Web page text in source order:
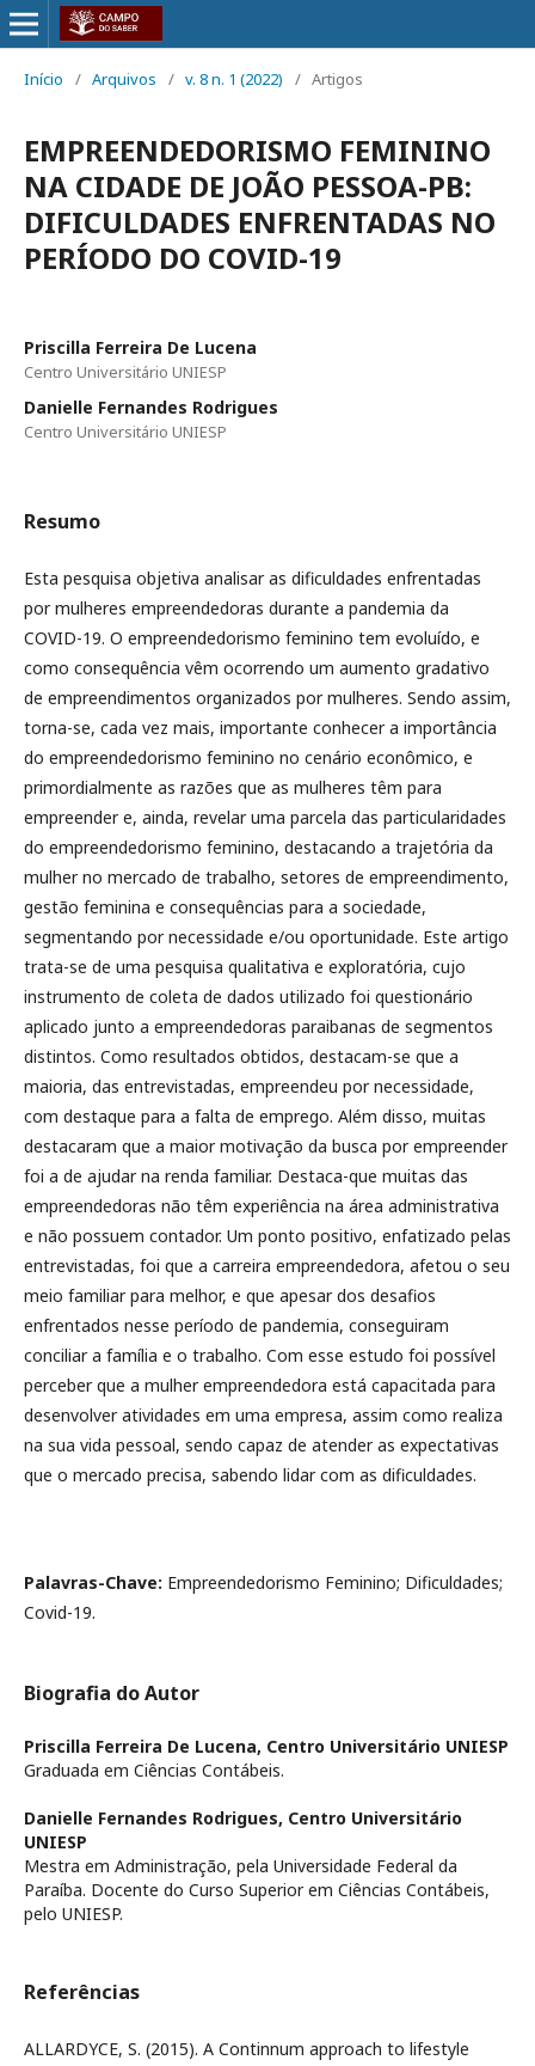
Início / Arquivos / v. 8 n. 1 (2022) / Artigos
EMPREENDEDORISMO FEMININO
NA CIDADE DE JOÃO PESSOA-PB:
DIFICULDADES ENFRENTADAS NO
PERÍODO DO COVID-19
Priscilla Ferreira De Lucena
Centro Universitário UNIESP
Danielle Fernandes Rodrigues
Centro Universitário UNIESP
Resumo
Esta pesquisa objetiva analisar as dificuldades enfrentadas
por mulheres empreendedoras durante a pandemia da
COVID-19. O empreendedorismo feminino tem evoluído, e
como consequência vêm ocorrendo um aumento gradativo
de empreendimentos organizados por mulheres. Sendo assim,
torna-se, cada vez mais, importante conhecer a importância
do empreendedorismo feminino no cenário econômico, e
primordialmente as razões que as mulheres têm para
empreender e, ainda, revelar uma parcela das particularidades
do empreendedorismo feminino, destacando a trajetória da
mulher no mercado de trabalho, setores de empreendimento,
gestão feminina e consequências para a sociedade,
segmentando por necessidade e/ou oportunidade. Este artigo
trata-se de uma pesquisa qualitativa e exploratória, cujo
instrumento de coleta de dados utilizado foi questionário
aplicado junto a empreendedoras paraibanas de segmentos
distintos. Como resultados obtidos, destacam-se que a
maioria, das entrevistadas, empreendeu por necessidade,
com destaque para a falta de emprego. Além disso, muitas
destacaram que a maior motivação da busca por empreender
foi a de ajudar na renda familiar. Destaca-que muitas das
empreendedoras não têm experiência na área administrativa
e não possuem contador. Um ponto positivo, enfatizado pelas
entrevistadas, foi que a carreira empreendedora, afetou o seu
meio familiar para melhor, e que apesar dos desafios
enfrentados nesse período de pandemia, conseguiram
conciliar a família e o trabalho. Com esse estudo foi possível
perceber que a mulher empreendedora está capacitada para
desenvolver atividades em uma empresa, assim como realiza
na sua vida pessoal, sendo capaz de atender as expectativas
que o mercado precisa, sabendo lidar com as dificuldades.
Palavras-Chave: Empreendedorismo Feminino; Dificuldades;
Covid-19.
Biografia do Autor
Priscilla Ferreira De Lucena, Centro Universitário UNIESP
Graduada em Ciências Contábeis.
Danielle Fernandes Rodrigues, Centro Universitário
UNIESP
Mestra em Administração, pela Universidade Federal da
Paraíba. Docente do Curso Superior em Ciências Contábeis,
pelo UNIESP.
Referências
ALLARDYCE, S. (2015). A Continnum approach to lifestyle